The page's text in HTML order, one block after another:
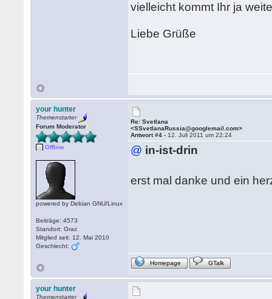
vielleicht kommt Ihr ja
Liebe Grüße
your hunter
Themenstarter
Forum Moderator
Offline
powered by Debian GNU/Linux
Beiträge: 4573
Standort: Graz
Mitglied seit: 12. Mai 2010
Geschlecht:
Re: Svetlana
<SSvetlanaRussia@googlemail.com>
Antwort #4 - 12. Juli 2011 um 22:24
@ in-ist-drin
erst mal danke und ein
Homepage GTalk
your hunter
Themenstarter